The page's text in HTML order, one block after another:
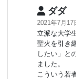
ダダ
2021年7月17
立派な大学
聖火を引き
したい」と
ました。
こういう若